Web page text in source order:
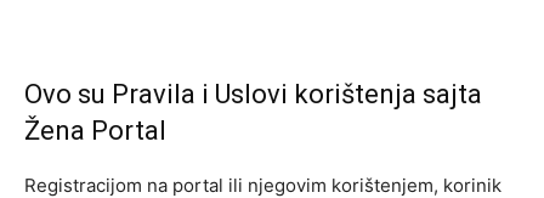
Ovo su Pravila i Uslovi korištenja sajta
Žena Portal
Registracijom na portal ili njegovim korištenjem, korinik